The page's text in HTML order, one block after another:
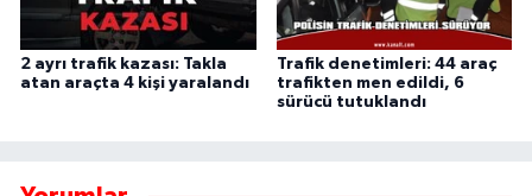
2 ayrı trafik kazası: Takla
atan araçta 4 kişi yaralandı
Trafik denetimleri: 44 araç
trafikten men edildi, 6
sürücü tutuklandı